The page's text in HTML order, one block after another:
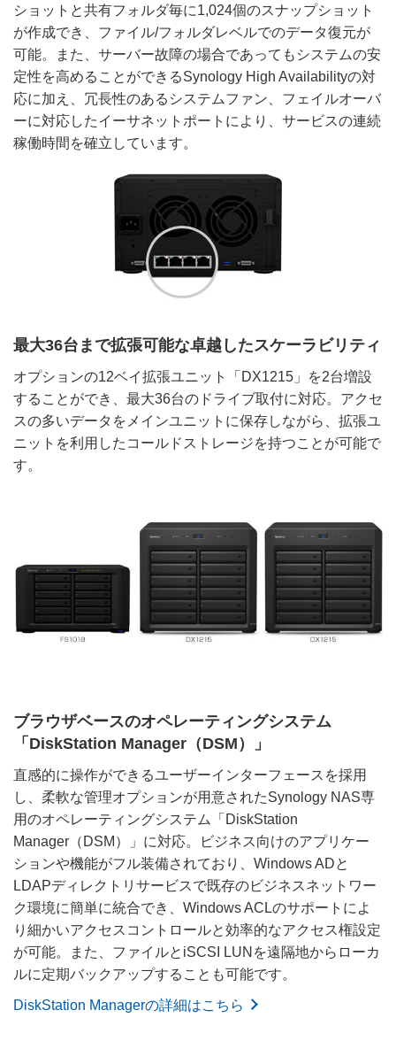
ショットと共有フォルダ毎に1,024個のスナップショット
が作成でき、ファイル/フォルダレベルでのデータ復元が
可能。また、サーバー故障の場合であってもシステムの安
定性を高めることができるSynology High Availabilityの対
応に加え、冗長性のあるシステムファン、フェイルオーバ
ーに対応したイーサネットポートにより、サービスの連続
稼働時間を確立しています。
最大36台まで拡張可能な卓越したスケーラビリティ
オプションの12ベイ拡張ユニット「DX1215」を2台増設
することができ、最大36台のドライブ取付に対応。アクセ
スの多いデータをメインユニットに保存しながら、拡張ユ
ニットを利用したコールドストレージを持つことが可能で
す。
ブラウザベースのオペレーティングシステム
「DiskStation Manager（DSM）」
直感的に操作ができるユーザーインターフェースを採用
し、柔軟な管理オプションが用意されたSynology NAS専
用のオペレーティングシステム「DiskStation
Manager（DSM）」に対応。ビジネス向けのアプリケー
ションや機能がフル装備されており、Windows ADと
LDAPディレクトリサービスで既存のビジネスネットワー
ク環境に簡単に統合でき、Windows ACLのサポートによ
り細かいアクセスコントロールと効率的なアクセス権設定
が可能。また、ファイルとiSCSI LUNを遠隔地からローカ
ルに定期バックアップすることも可能です。
DiskStation Managerの詳細はこちら